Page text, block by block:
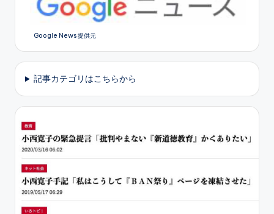
Google News 提供元
記事カテゴリはこちらから